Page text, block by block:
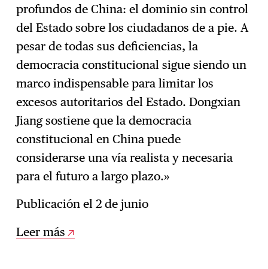
profundos de China: el dominio sin control
del Estado sobre los ciudadanos de a pie. A
pesar de todas sus deficiencias, la
democracia constitucional sigue siendo un
marco indispensable para limitar los
excesos autoritarios del Estado. Dongxian
Jiang sostiene que la democracia
constitucional en China puede
considerarse una vía realista y necesaria
para el futuro a largo plazo.»
Publicación el 2 de junio
Leer más